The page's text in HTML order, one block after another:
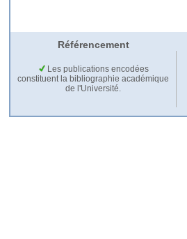
Référencement
Les publications encodées
constituent la bibliographie académique
de l'Université.